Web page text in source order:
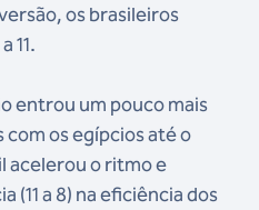
os brasileiros
11.
entrou um pouco mais
os egípcios até o
acelerou o ritmo e
(11 a 8) na eficiência dos